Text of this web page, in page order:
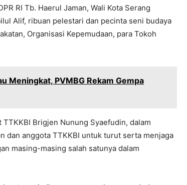
RI Tb. Haerul Jaman, Wali Kota Serang
Alif, ribuan pelestari dan pecinta seni budaya
Organisasi Kepemudaan, para Tokoh
Meningkat, PVMBG Rekam Gempa
Brigjen Nunung Syaefudin, dalam
dan anggota TTKKBI untuk turut serta menjaga
masing-masing salah satunya dalam